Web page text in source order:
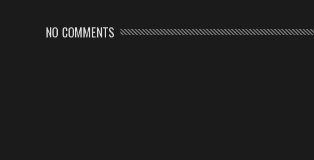
NO COMMENTS